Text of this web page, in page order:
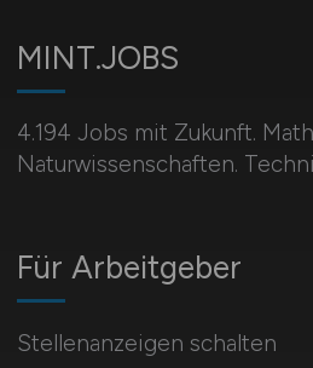
MINT.JOBS
4.194 Jobs mit Zukunft.
Naturwissenschaften.
Für Arbeitgeber
Stellenanzeigen schalten